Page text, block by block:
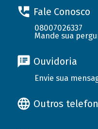
Fale Conosco
08007026337
Mande sua
Ouvidoria
Envie sua
Outros